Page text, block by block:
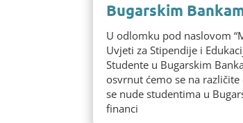
Bugarskim
U odlomku pod naslovom
Uvjeti za Stipendije i
Studente u Bugarskim
osvrnut ćemo se na
se nude studentima u
financi